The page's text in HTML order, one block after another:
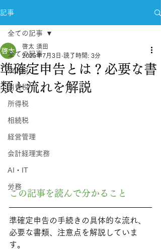
記事
全ての記事
法人税
消費税
所得税
相続税
経営管理
会計経理実務
AI・IT
労務
全ての記事
準確定申告とは？必要な書
類と流れを解説
啓太 須田
2025年7月3日 読了時間: 3分
この記事を読んで分かること
準確定申告の手続きの具体的な流れ、
必要な書類、注意点を解説していま
す。